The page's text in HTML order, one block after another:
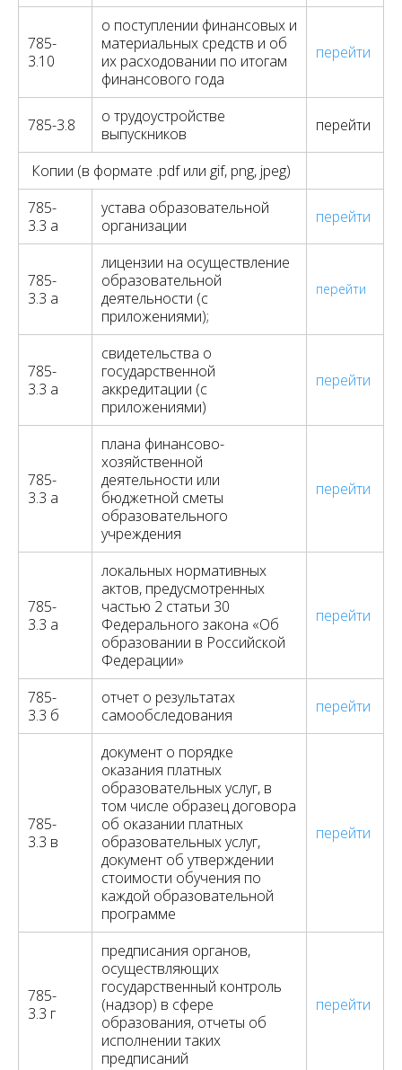
785-
3.10
о поступлении финансовых и
материальных средств и об
их расходовании по итогам
финансового года
перейти
785-3.8
о трудоустройстве
выпускников
перейти
Копии (в формате .pdf или gif, png, jpeg)
785-
3.3 а
устава образовательной
организации
перейти
785-
3.3 а
лицензии на осуществление
образовательной
деятельности (с
приложениями);
перейти
785-
3.3 а
свидетельства о
государственной
аккредитации (с
приложениями)
перейти
785-
3.3 а
плана финансово-
хозяйственной
деятельности или
бюджетной сметы
образовательного
учреждения
перейти
785-
3.3 а
локальных нормативных
актов, предусмотренных
частью 2 статьи 30
Федерального закона «Об
образовании в Российской
Федерации»
перейти
785-
3.3 б
отчет о результатах
самообследования
перейти
785-
3.3 в
документ о порядке
оказания платных
образовательных услуг, в
том числе образец договора
об оказании платных
образовательных услуг,
документ об утверждении
стоимости обучения по
каждой образовательной
программе
перейти
785-
3.3 г
предписания органов,
осуществляющих
государственный контроль
(надзор) в сфере
образования, отчеты об
исполнении таких
предписаний
перейти